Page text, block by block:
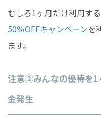
むしろ1ヶ月だけ利用す
50％OFFキャンペーンを
ます。
注意②みんなの優待を1
金発生